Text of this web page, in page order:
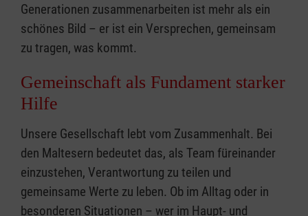
Generationen zusammenarbeiten ist mehr als ein
schönes Bild – er ist ein Versprechen, gemeinsam
zu tragen, was kommt.
Gemeinschaft als Fundament starker
Hilfe
Unsere Gesellschaft lebt vom Zusammenhalt. Bei
den Maltesern bedeutet das, als Team füreinander
einzustehen, Verantwortung zu teilen und
gemeinsame Werte zu leben. Ob im Alltag oder in
besonderen Situationen – wer im Haupt- und